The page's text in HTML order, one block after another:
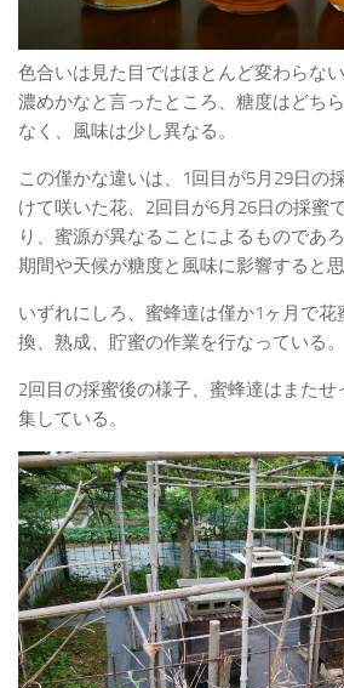
色合いは見た目ではほとんど変わらな
濃めかなと言ったところ、糖度はどち
なく、風味は少し異なる。
この僅かな違いは、1回目が5月29日の
けて咲いた花、2回目が6月26日の採蜜
り、蜜源が異なることによるものであ
期間や天候が糖度と風味に影響すると思
いずれにしろ、蜜蜂達は僅か1ヶ月で
換、熟成、貯蜜の作業を行なっている。
2回目の採蜜後の様子、蜜蜂達はまた
集している。